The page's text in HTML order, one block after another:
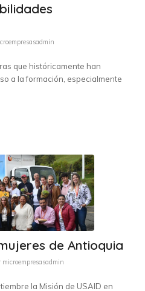
que históricamente han
a la formación, especialmente
de Antioquia
microempresasadmin
la Misión de USAID en